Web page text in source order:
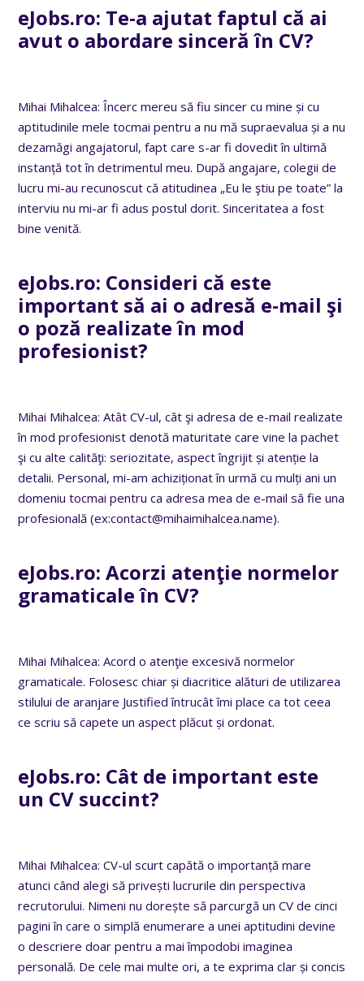
eJobs.ro: Te-a ajutat faptul că ai
avut o abordare sinceră în CV?
Mihai Mihalcea: Încerc mereu să fiu sincer cu mine și cu
aptitudinile mele tocmai pentru a nu mă supraevalua și a nu
dezamăgi angajatorul, fapt care s-ar fi dovedit în ultimă
instanță tot în detrimentul meu. După angajare, colegii de
lucru mi-au recunoscut că atitudinea „Eu le ştiu pe toate” la
interviu nu mi-ar fi adus postul dorit. Sinceritatea a fost
bine venită.
eJobs.ro: Consideri că este
important să ai o adresă e-mail şi
o poză realizate în mod
profesionist?
Mihai Mihalcea: Atât CV-ul, cât şi adresa de e-mail realizate
în mod profesionist denotă maturitate care vine la pachet
şi cu alte calităţi: seriozitate, aspect îngrijit și atenție la
detalii. Personal, mi-am achiziționat în urmă cu mulți ani un
domeniu tocmai pentru ca adresa mea de e-mail să fie una
profesională (ex:contact@mihaimihalcea.name).
eJobs.ro:Acorzi atenţie normelor
gramaticale în CV?
Mihai Mihalcea: Acord o atenţie excesivă normelor
gramaticale. Folosesc chiar și diacritice alături de utilizarea
stilului de aranjare Justified întrucât îmi place ca tot ceea
ce scriu să capete un aspect plăcut și ordonat.
eJobs.ro: Cât de important este
un CV succint?
Mihai Mihalcea: CV-ul scurt capătă o importanță mare
atunci când alegi să privești lucrurile din perspectiva
recrutorului. Nimeni nu dorește să parcurgă un CV de cinci
pagini în care o simplă enumerare a unei aptitudini devine
o descriere doar pentru a mai împodobi imaginea
personală. De cele mai multe ori, a te exprima clar și concis